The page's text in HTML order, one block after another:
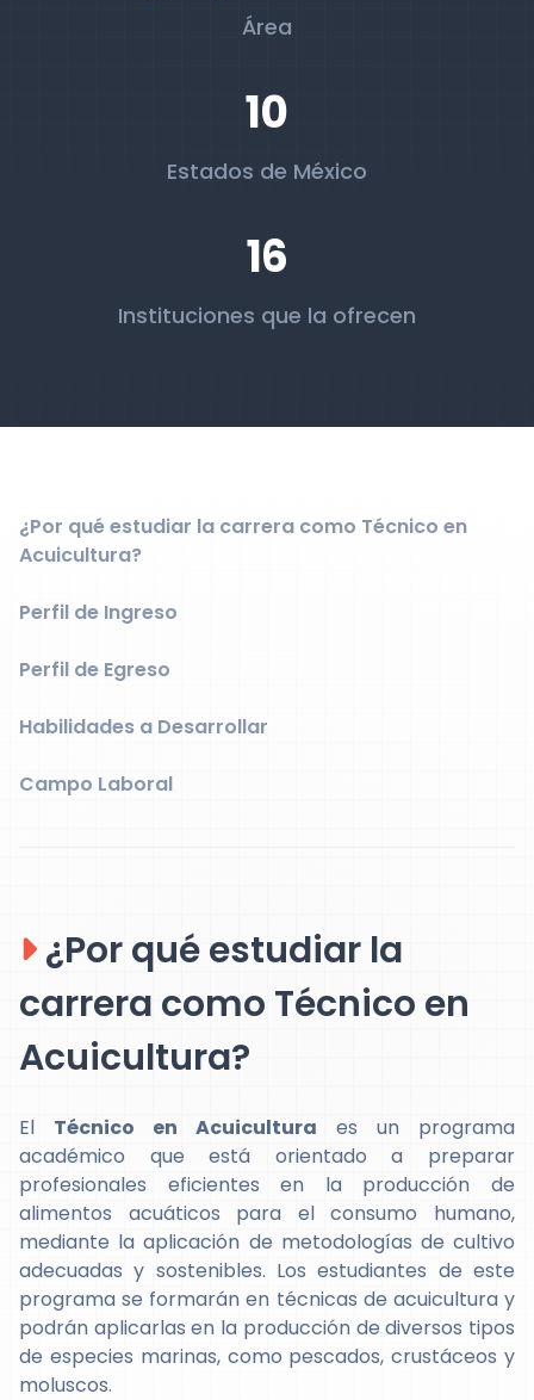
Área
10
Estados de México
16
Instituciones que la ofrecen
¿Por qué estudiar la carrera como Técnico en
Acuicultura?
Perfil de Ingreso
Perfil de Egreso
Habilidades a Desarrollar
Campo Laboral
¿Por qué estudiar la
carrera como Técnico en
Acuicultura?
El Técnico en Acuicultura es un programa
académico que está orientado a preparar
profesionales eficientes en la producción de
alimentos acuáticos para el consumo humano,
mediante la aplicación de metodologías de cultivo
adecuadas y sostenibles. Los estudiantes de este
programa se formarán en técnicas de acuicultura y
podrán aplicarlas en la producción de diversos tipos
de especies marinas, como pescados, crustáceos y
moluscos.